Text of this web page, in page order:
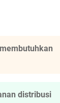
distribusi